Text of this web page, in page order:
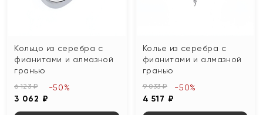
Кольцо из серебра с
фианитами и алмазной
гранью
6 123 ₽
3 062 ₽
-50%
Колье из серебра с
фианитами и алмазной
гранью
9 033 ₽
4 517 ₽
-50%